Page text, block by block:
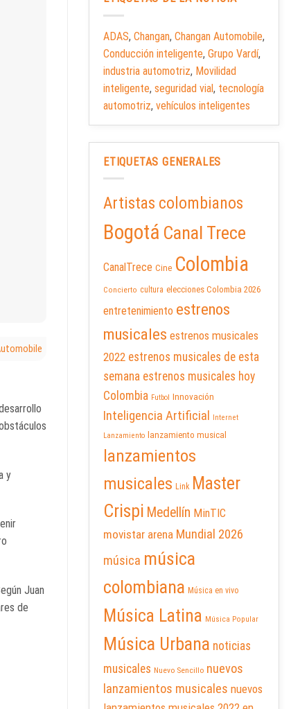
y
Juan
de
ADAS, Changan, Changan Automobile,
Conducción inteligente, Grupo Vardí,
industria automotriz, Movilidad
inteligente, seguridad vial, tecnología
automotriz, vehículos inteligentes
ETIQUETAS GENERALES
Artistas colombianos
Bogotá Canal Trece
CanalTrece Cine Colombia
Concierto cultura elecciones Colombia 2026
entretenimiento estrenos
musicales estrenos musicales
2022 estrenos musicales de esta
semana estrenos musicales hoy
Colombia Futbol Innovación
Inteligencia Artificial
Internet
Lanzamiento
lanzamiento musical
lanzamientos
musicales Link Master
Crispi Medellín MinTIC
movistar arena Mundial 2026
música música
colombiana Música en vivo
Música Latina Música Popular
Música Urbana noticias
musicales Nuevo Sencillo nuevos
lanzamientos musicales nuevos